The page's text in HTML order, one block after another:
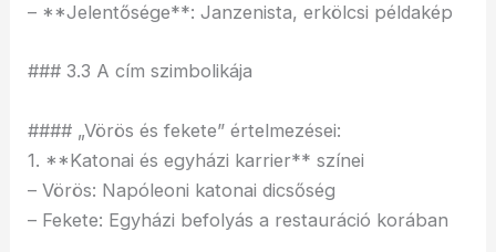
– **Jelentősége**: Janzenista, erkölcsi példakép
### 3.3 A cím szimbolikája
#### „Vörös és fekete” értelmezései:
1. **Katonai és egyházi karrier** színei
– Vörös: Napóleoni katonai dicsőség
– Fekete: Egyházi befolyás a restauráció korában